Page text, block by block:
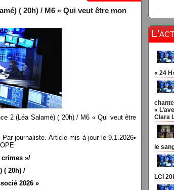
( 20h) / M6 « Qui veut être mon
2 (Léa Salamé) ( 20h) / M6 « Qui veut être
journaliste. Article mis à jour le 9.1.2026•
»/
( 20h) /
2026 »
« 24
«
Clara
le
LCI